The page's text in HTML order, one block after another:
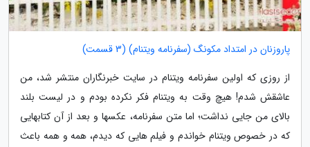
پاروزنان در امتداد مکونگ (سفرنامه ویتنام) (3 قسمت)
از روزی که اولین سفرنامه ویتنام در سایت خبرنگاران منتشر شد، من
عاشقش شدم! هیچ وقت به ویتنام فکر نکرده بودم و در لیست بلند
بالای من جایی نداشت؛ اما متن سفرنامه، عکسها و بعد از آن کتابهایی
که در خصوص ویتنام خواندم و فیلم هایی که دیدم، همه و همه باعث